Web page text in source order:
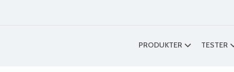
PRODUKTER TESTER